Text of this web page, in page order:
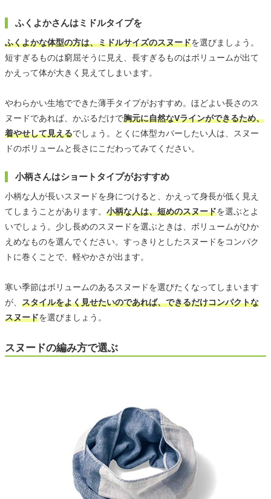
ふくよかさんはミドルタイプを
ふくよかな体型の方は、ミドルサイズのスヌードを選びましょう。
短すぎるものは窮屈そうに見え、長すぎるものはボリュームが出て
かえって体が大きく見えてしまいます。
やわらかい生地でできた薄手タイプがおすすめ。ほどよい長さのス
ヌードであれば、かぶるだけで胸元に自然なVラインができるため、
着やせして見えるでしょう。とくに体型カバーしたい人は、スヌー
ドのボリュームと長さにこだわってみてください。
小柄さんはショートタイプがおすすめ
小柄な人が長いスヌードを身につけると、かえって身長が低く見え
てしまうことがあります。 小柄な人は、短めのスヌードを選ぶとよ
いでしょう。少し長めのスヌードを選ぶときは、ボリュームがひか
えめなものを選んでください。すっきりとしたスヌードをコンパク
トに巻くことで、軽やかさが出ます。
寒い季節はボリュームのあるスヌードを選びたくなってしまいます
が、 スタイルをよく見せたいのであれば、できるだけコンパクトな
スヌードを選びましょう。
スヌードの編み方で選ぶ